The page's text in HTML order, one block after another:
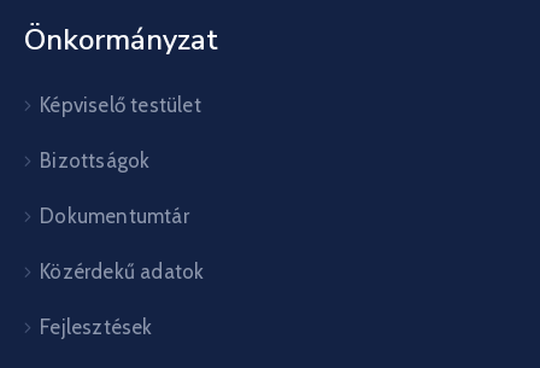
Önkormányzat
Képviselő testület
Bizottságok
Dokumentumtár
Közérdekű adatok
Fejlesztések